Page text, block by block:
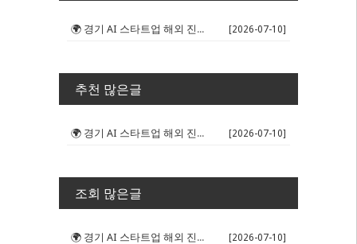
🌍 경기 AI 스타트업 해외 진출 판... [2026-07-10]
추천 많은글
🌍 경기 AI 스타트업 해외 진출 판... [2026-07-10]
조회 많은글
🌍 경기 AI 스타트업 해외 진출 판... [2026-07-10]